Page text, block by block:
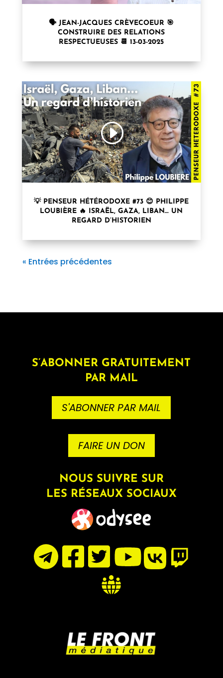
🗣 JEAN-JACQUES CRÈVECOEUR 🎯
CONSTRUIRE DES RELATIONS
RESPECTUEUSES 📆 13-03-2025
💡 PENSEUR HÉTÉRODOXE #73 😊 PHILIPPE
LOUBIÈRE 🔥 ISRAËL, GAZA, LIBAN… UN
REGARD D’HISTORIEN
« Entrées précédentes
S’ABONNER GRATUITEMENT
PAR MAIL
S'ABONNER PAR MAIL
FAIRE UN DON
NOUS SUIVRE SUR
LES RÉSEAUX SOCIAUX